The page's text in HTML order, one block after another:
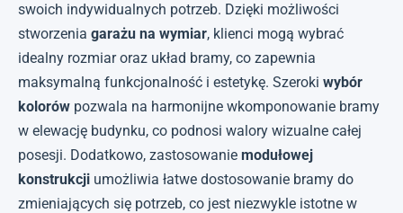
swoich indywidualnych potrzeb. Dzięki możliwości
stworzenia garażu na wymiar, klienci mogą wybrać
idealny rozmiar oraz układ bramy, co zapewnia
maksymalną funkcjonalność i estetykę. Szeroki wybór
kolorów pozwala na harmonijne wkomponowanie bramy
w elewację budynku, co podnosi walory wizualne całej
posesji. Dodatkowo, zastosowanie modułowej
konstrukcji umożliwia łatwe dostosowanie bramy do
zmieniających się potrzeb, co jest niezwykle istotne w